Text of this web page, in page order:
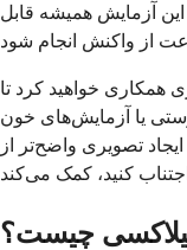
این آزمایش همیشه قابل
همکاری خواهید کرد تا
یا آزمایش‌های خون
تصویری واضح‌تر از
چیست؟